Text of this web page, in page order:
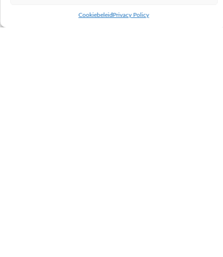
CookiebeleidPrivacy Policy